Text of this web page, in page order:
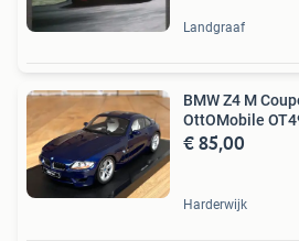
Landgraaf
BMW Z4 M
OttOMobile
€ 85,00
Harderwijk